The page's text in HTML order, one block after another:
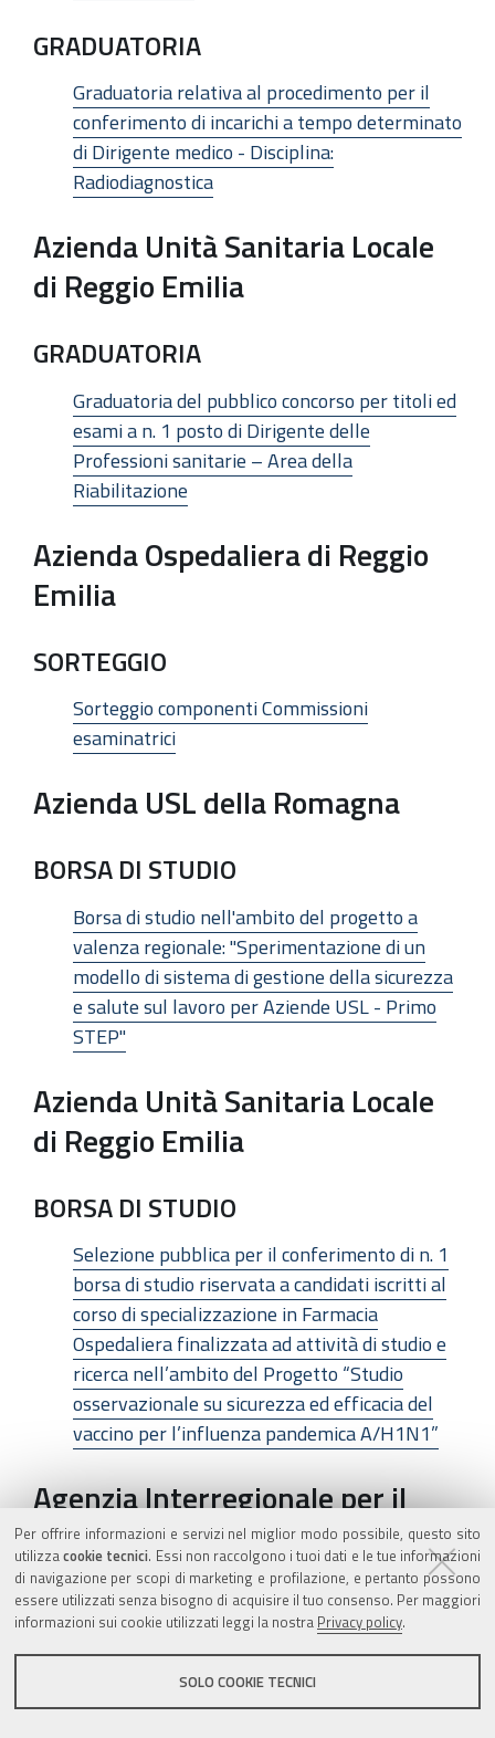
Per offrire informazioni e servizi nel miglior modo possibile, questo sito
utilizzacookie tecnici. Essi non raccolgono i tuoi dati e le tue informazioni
di navigazione per scopi di marketing e profilazione, e pertanto possono
essere utilizzati senza bisogno di acquisire il tuo consenso. Per maggiori
informazioni sui cookie utilizzati leggi la nostra Privacy policy.
SOLO COOKIE TECNICI
GRADUATORIA
Graduatoria relativa al procedimento per il
conferimento di incarichi a tempo determinato
di Dirigente medico - Disciplina:
Radiodiagnostica
Azienda Unità Sanitaria Locale
di Reggio Emilia
GRADUATORIA
Graduatoria del pubblico concorso per titoli ed
esami a n. 1 posto di Dirigente delle
Professioni sanitarie – Area della
Riabilitazione
Azienda Ospedaliera di Reggio
Emilia
SORTEGGIO
Sorteggio componenti Commissioni
esaminatrici
Azienda USL della Romagna
BORSA DI STUDIO
Borsa di studio nell'ambito del progetto a
valenza regionale: "Sperimentazione di un
modello di sistema di gestione della sicurezza
e salute sul lavoro per Aziende USL - Primo
STEP"
Azienda Unità Sanitaria Locale
di Reggio Emilia
BORSA DI STUDIO
Selezione pubblica per il conferimento di n. 1
borsa di studio riservata a candidati iscritti al
corso di specializzazione in Farmacia
Ospedaliera finalizzata ad attività di studio e
ricerca nell’ambito del Progetto “Studio
osservazionale su sicurezza ed efficacia del
vaccino per l’influenza pandemica A/H1N1”
Agenzia Interregionale per il
Fiume Po - Parma
MOBILITA'
Estratto bando eventuale copertura posti
tramite mobilità